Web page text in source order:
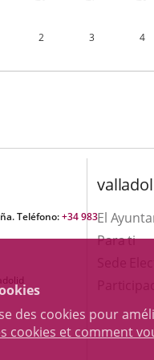
des cookies pour
cookies et comment
2 3 4
Teléfono:+34 983El
Para ti